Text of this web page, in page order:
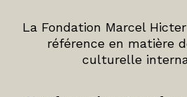
La Fondation Marcel
référence en matière
culturelle